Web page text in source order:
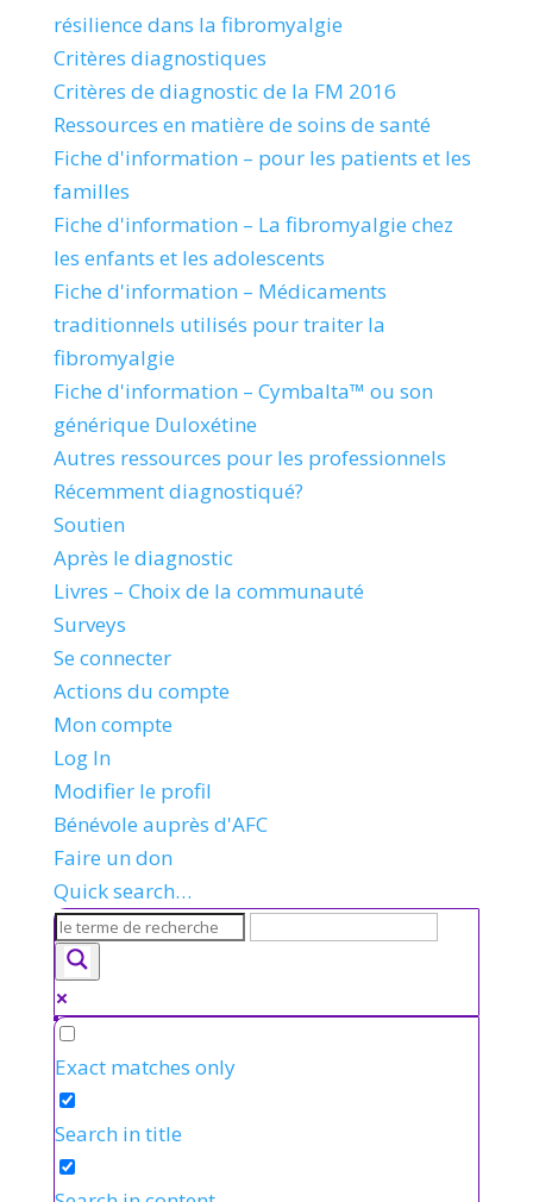
résilience dans la fibromyalgie
Critères diagnostiques
Critères de diagnostic de la FM 2016
Ressources en matière de soins de santé
Fiche d'information – pour les patients et les
familles
Fiche d'information – La fibromyalgie chez
les enfants et les adolescents
Fiche d'information – Médicaments
traditionnels utilisés pour traiter la
fibromyalgie
Fiche d'information – Cymbalta™ ou son
générique Duloxétine
Autres ressources pour les professionnels
Récemment diagnostiqué?
Soutien
Après le diagnostic
Livres – Choix de la communauté
Surveys
Se connecter
Actions du compte
Mon compte
Log In
Modifier le profil
Bénévole auprès d'AFC
Faire un don
Quick search…
Exact matches only
Search in title